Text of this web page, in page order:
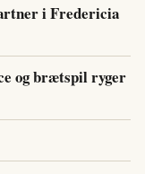
i Fredericia
og brætspil ryger